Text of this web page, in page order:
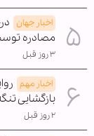
اخبار جهان
مصادره
۳ روز قبل
اخبار مهم
بازگشایی
۲ روز قبل